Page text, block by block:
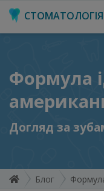
СТОМАТОЛОГІЯ
Формула
Догляд за
Блог